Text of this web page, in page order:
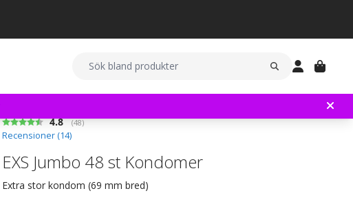
Snittbetyg:
4.8 (röster:
48)
Recensioner (14)
EXS Jumbo 48 st Kondomer
Extra stor kondom (69 mm bred)